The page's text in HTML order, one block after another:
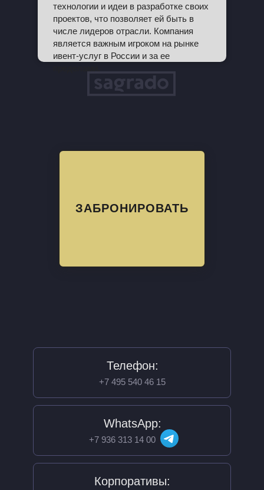
технологии и идеи в разработке своих
проектов, что позволяет ей быть в
числе лидеров отрасли. Компания
является важным игроком на рынке
ивент-услуг в России и за ее
ЗАБРОНИРОВАТЬ
Корпоративы:
Телефон:
+7 495 540 46 15
WhatsApp:
+7 936 313 14 00